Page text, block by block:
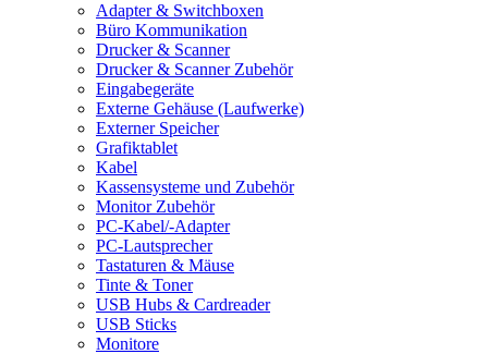
Adapter & Switchboxen
Büro Kommunikation
Drucker & Scanner
Drucker & Scanner Zubehör
Eingabegeräte
Externe Gehäuse (Laufwerke)
Externer Speicher
Grafiktablet
Kabel
Kassensysteme und Zubehör
Monitor Zubehör
PC-Kabel/-Adapter
PC-Lautsprecher
Tastaturen & Mäuse
Tinte & Toner
USB Hubs & Cardreader
USB Sticks
Monitore